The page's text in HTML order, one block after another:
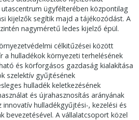
ügyfélterében központilag
kijelzők segítik majd a tájékozódást. A
nagyméretű ledes kijelző épül.
célkitűzései között
a hulladékok környezeti terhelésének
és körforgásos gazdaság kialakítása
szelektív gyűjtésének
hulladék keletkezésének
és újrahasznosítás arányának
innovatív hulladékgyűjtési-, kezelési és
bevezetésével. A vállalatcsoport közel